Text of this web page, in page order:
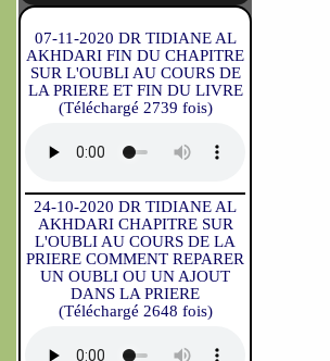
07-11-2020 DR TIDIANE AL
AKHDARI FIN DU CHAPITRE
SUR L'OUBLI AU COURS DE
LA PRIERE ET FIN DU LIVRE
(Téléchargé 2739 fois)
24-10-2020 DR TIDIANE AL
AKHDARI CHAPITRE SUR
L'OUBLI AU COURS DE LA
PRIERE COMMENT REPARER
UN OUBLI OU UN AJOUT
DANS LA PRIERE
(Téléchargé 2648 fois)